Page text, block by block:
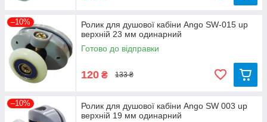
–10%
Ролик для душової кабіни Ango SW-015 up
верхній 23 мм одинарний
Готово до відправки
120 ₴ 133 ₴
–10%
Ролик для душової кабіни Ango SW 003 up
верхній 19 мм одинарний